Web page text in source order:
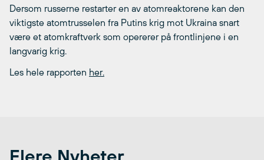
Dersom russerne restarter en av atomreaktorene kan den
viktigste atomtrusselen fra Putins krig mot Ukraina snart
være et atomkraftverk som opererer på frontlinjene i en
langvarig krig.
Les hele rapporten her.